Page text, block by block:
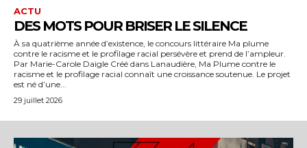
ACTU
DES MOTS POUR BRISER LE SILENCE
À sa quatrième année d’existence, le concours littéraire Ma plume
contre le racisme et le profilage racial persévère et prend de l’ampleur.
Par Marie-Carole Daigle Créé dans Lanaudière, Ma Plume contre le
racisme et le profilage racial connaît une croissance soutenue. Le projet
est né d’une...
29 juillet 2026